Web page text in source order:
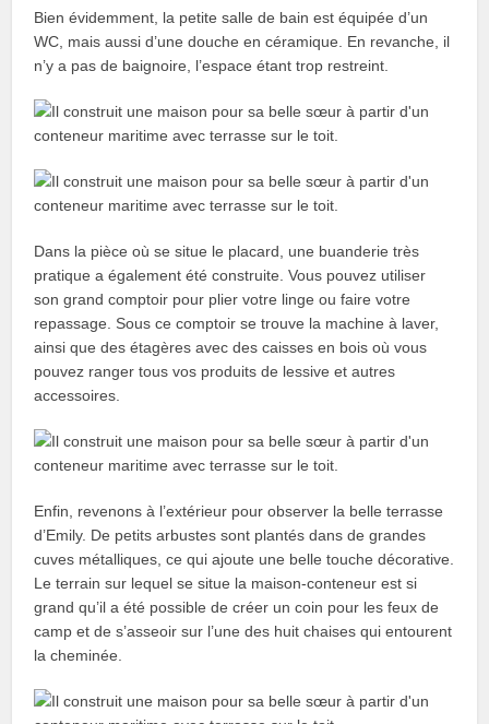
Bien évidemment, la petite salle de bain est équipée d’un
WC, mais aussi d’une douche en céramique. En revanche, il
n’y a pas de baignoire, l’espace étant trop restreint.
Dans la pièce où se situe le placard, une buanderie très
pratique a également été construite. Vous pouvez utiliser
son grand comptoir pour plier votre linge ou faire votre
repassage. Sous ce comptoir se trouve la machine à laver,
ainsi que des étagères avec des caisses en bois où vous
pouvez ranger tous vos produits de lessive et autres
accessoires.
Enfin, revenons à l’extérieur pour observer la belle terrasse
d’Emily. De petits arbustes sont plantés dans de grandes
cuves métalliques, ce qui ajoute une belle touche décorative.
Le terrain sur lequel se situe la maison-conteneur est si
grand qu’il a été possible de créer un coin pour les feux de
camp et de s’asseoir sur l’une des huit chaises qui entourent
la cheminée.